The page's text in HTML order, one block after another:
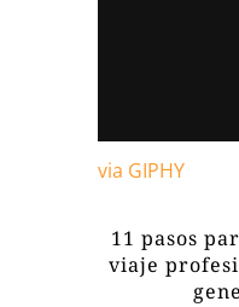
via GIPHY
11 pasos
viaje